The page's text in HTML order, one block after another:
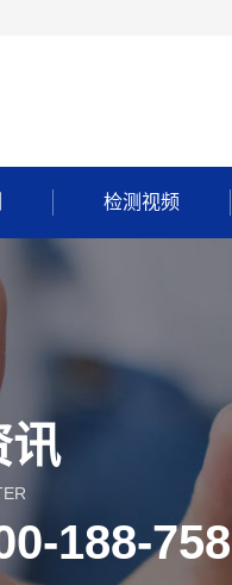
检测视频
讯
188-758